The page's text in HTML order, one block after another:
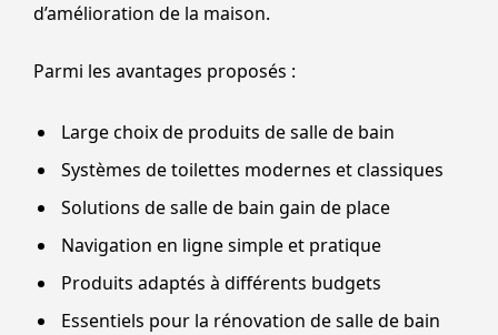
d’amélioration de la maison.
Parmi les avantages proposés :
Large choix de produits de salle de bain
Systèmes de toilettes modernes et classiques
Solutions de salle de bain gain de place
Navigation en ligne simple et pratique
Produits adaptés à différents budgets
Essentiels pour la rénovation de salle de bain